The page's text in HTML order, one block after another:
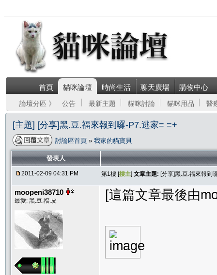
首頁 貓咪論壇 時尚生活 聊天廣場 購物中心
論壇分區 》 公告 最新主題 貓咪討論 貓咪用品 醫
[主題] [分享]黑.豆.福來報到囉-P7.逃家= =+
討論區首頁 » 我家的貓寶貝
發表人
2011-02-09 04:31 PM 第1樓 [樓主] 文章主題: [分享]黑.豆.福來報到
moopeni38710
最愛: 黑.豆.福.皮 [這篇文章最後由